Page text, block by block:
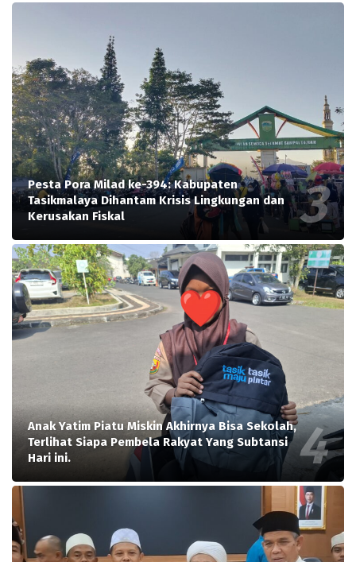
Pesta Pora Milad ke-394: Kabupaten
Tasikmalaya Dihantam Krisis Lingkungan dan
Kerusakan Fiskal
Anak Yatim Piatu Miskin Akhirnya Bisa Sekolah,
Terlihat Siapa Pembela Rakyat Yang Subtansi
Hari ini.